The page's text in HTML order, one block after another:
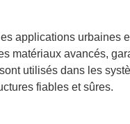
applications urbaines
matériaux avancés,
utilisés dans les
fiables et sûres.